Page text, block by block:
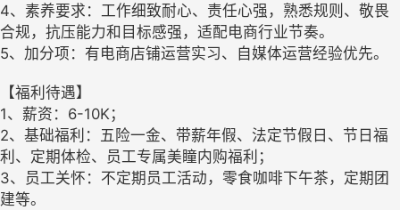
4、素养要求：工作细致耐心、责任心强，熟悉规则、敬畏
合规，抗压能力和目标感强，适配电商行业节奏。
5、加分项：有电商店铺运营实习、自媒体运营经验优先。
【福利待遇】
1、薪资：6-10K；
2、基础福利：五险一金、带薪年假、法定节假日、节日福
利、定期体检、员工专属美瞳内购福利；
3、员工关怀：不定期员工活动，零食咖啡下午茶，定期团
建等。